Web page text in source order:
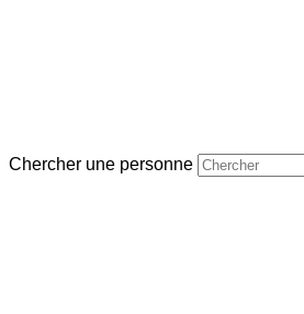
Chercher une personne